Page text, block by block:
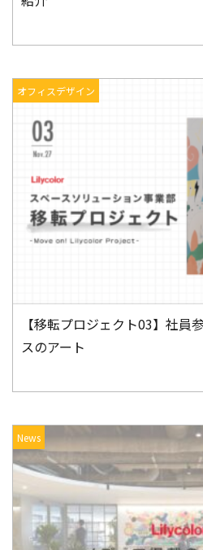
オフィスデザイン
【移転プロジェクト03】社員
スのアート
News